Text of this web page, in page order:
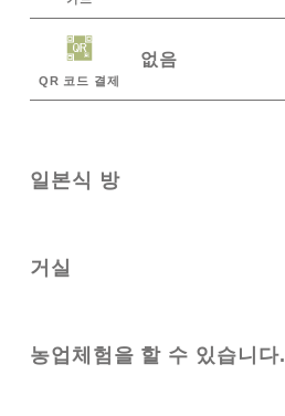
QR 코드 결제
없음
일본식 방
거실
농업체험을 할 수 있습니다.